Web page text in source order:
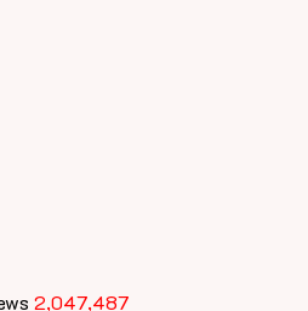
2,047,487